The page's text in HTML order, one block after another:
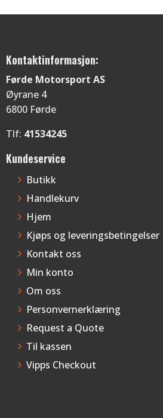
Kontaktinformasjon:
Førde Motorsport AS
Øyrane 4
6800 Førde
Tlf: 41534245
Kundeservice
Butikk
Handlekurv
Hjem
Kjøps og leveringsbetingelser
Kontakt oss
Min konto
Om oss
Personvernerklæring
Request a Quote
Til kassen
Vipps Checkout